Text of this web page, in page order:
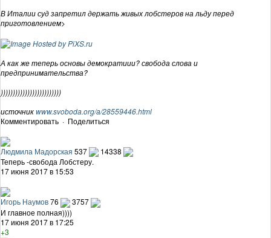
В Италии суд запретил держать живых лобстеров на льду перед
приготовлением>
А как же теперь основы демократиии? свобода слова и
предпринимательства?
)))))))))))))))))))))))))
источникwww.svoboda.org/a/28559446.html
Комментировать · Поделиться
Людмила Мадорская 537
14338
Теперь -свобода Лобстеру.
17 июня 2017 в 15:53
Игорь Наумов76
3757
И главное полная))))
17 июня 2017 в 17:25
+3